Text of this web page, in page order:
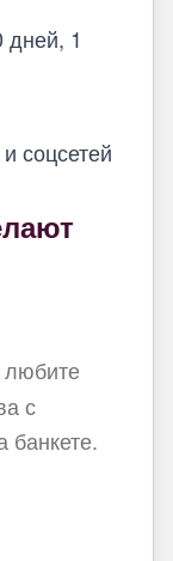
дней, 1
соцсетей
с
банкете.